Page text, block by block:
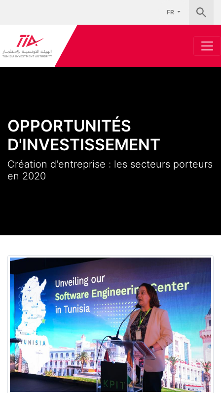
FR
OPPORTUNITÉS
D'INVESTISSEMENT
Création d'entreprise : les secteurs porteurs
en 2020